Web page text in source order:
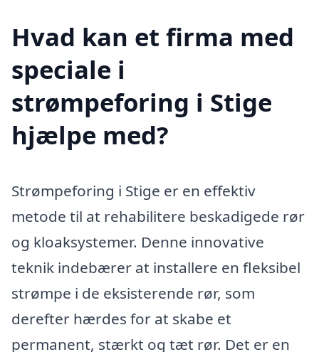
Hvad kan et firma med
speciale i
strømpeforing i Stige
hjælpe med?
Strømpeforing i Stige er en effektiv
metode til at rehabilitere beskadigede rør
og kloaksystemer. Denne innovative
teknik indebærer at installere en fleksibel
strømpe i de eksisterende rør, som
derefter hærdes for at skabe et
permanent, stærkt og tæt rør. Det er en